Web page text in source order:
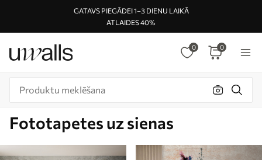
GATAVS PIEGĀDEI 1–3 DIENU LAIKĀ
ATLAIDES 40%
0 0
Fototapetes uz sienas